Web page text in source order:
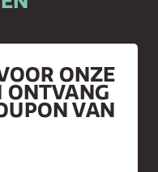
ONZE
ONTVANG
VAN